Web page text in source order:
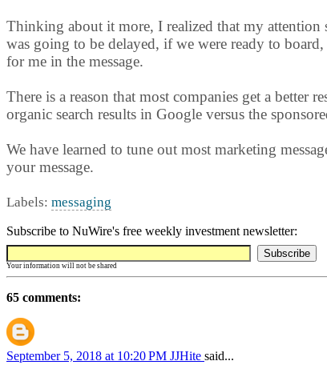
Thinking about it more, I realized that my attention
was going to be delayed, if we were ready to
for me in the message.
There is a reason that most companies get a better
organic search results in Google versus the
We have learned to tune out most marketing
your message.
Labels: messaging
Subscribe to NuWire's free weekly investment newsletter:
Your information will not be shared
65 comments:
September 5, 2018 at 10:20 PM JJHite said...